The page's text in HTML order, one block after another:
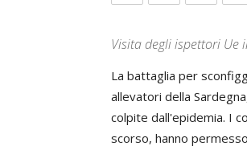
Visita degli ispettori Ue
La battaglia per
allevatori della
colpite dall'epidemia. I
scorso, hanno